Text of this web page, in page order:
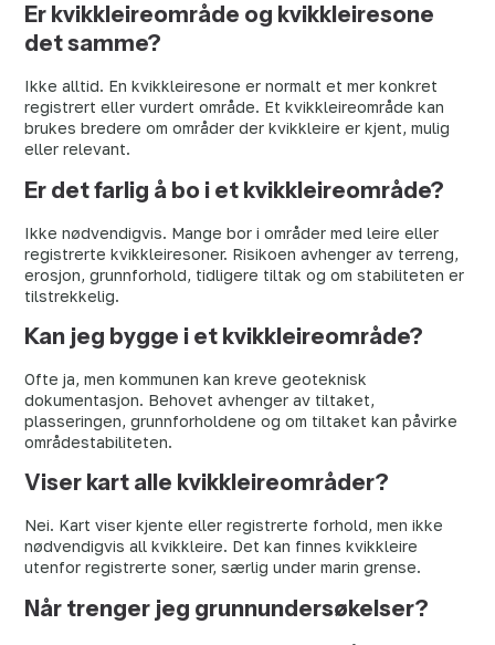
Er kvikkleireområde og kvikkleiresone
det samme?
Ikke alltid. En kvikkleiresone er normalt et mer konkret
registrert eller vurdert område. Et kvikkleireområde kan
brukes bredere om områder der kvikkleire er kjent, mulig
eller relevant.
Er det farlig å bo i et kvikkleireområde?
Ikke nødvendigvis. Mange bor i områder med leire eller
registrerte kvikkleiresoner. Risikoen avhenger av terreng,
erosjon, grunnforhold, tidligere tiltak og om stabiliteten er
tilstrekkelig.
Kan jeg bygge i et kvikkleireområde?
Ofte ja, men kommunen kan kreve geoteknisk
dokumentasjon. Behovet avhenger av tiltaket,
plasseringen, grunnforholdene og om tiltaket kan påvirke
områdestabiliteten.
Viser kart alle kvikkleireområder?
Nei. Kart viser kjente eller registrerte forhold, men ikke
nødvendigvis all kvikkleire. Det kan finnes kvikkleire
utenfor registrerte soner, særlig under marin grense.
Når trenger jeg grunnundersøkelser?